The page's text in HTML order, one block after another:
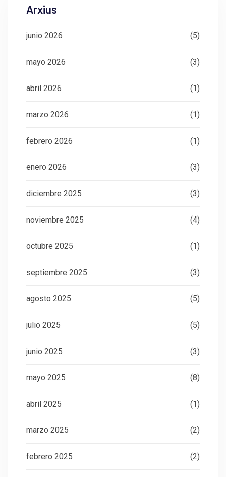
Arxius
junio 2026 (5)
mayo 2026 (3)
abril 2026 (1)
marzo 2026 (1)
febrero 2026 (1)
enero 2026 (3)
diciembre 2025 (3)
noviembre 2025 (4)
octubre 2025 (1)
septiembre 2025 (3)
agosto 2025 (5)
julio 2025 (5)
junio 2025 (3)
mayo 2025 (8)
abril 2025 (1)
marzo 2025 (2)
febrero 2025 (2)